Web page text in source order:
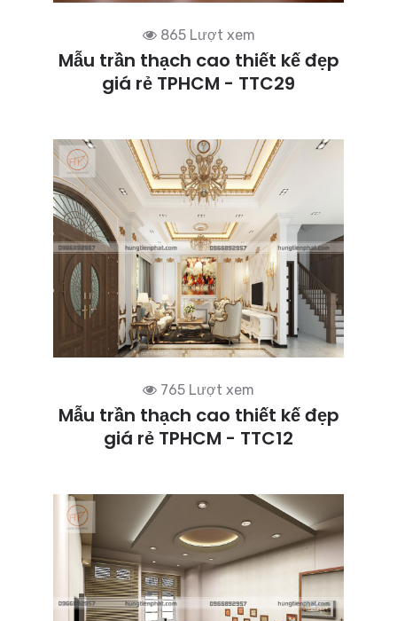
865 Lượt xem
Mẫu trần thạch cao thiết kế đẹp
giá rẻ TPHCM - TTC29
765 Lượt xem
Mẫu trần thạch cao thiết kế đẹp
giá rẻ TPHCM - TTC12